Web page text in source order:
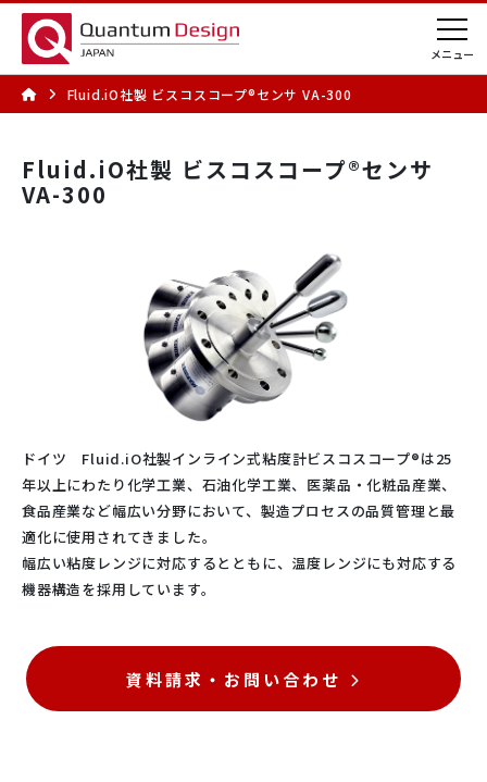
Fluid.iO社製 ビスコスコープ®センサ VA-300
Fluid.iO社製 ビスコスコープ®センサ
VA-300
ドイツ Fluid.iO社製インライン式粘度計ビスコスコープ®は25
年以上にわたり化学工業、石油化学工業、医薬品・化粧品産業、
食品産業など幅広い分野において、製造プロセスの品質管理と最
適化に使用されてきました。
幅広い粘度レンジに対応するとともに、温度レンジにも対応する
機器構造を採用しています。
資料請求・お問い合わせ